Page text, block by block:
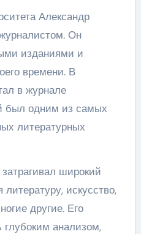
Александр
Он
изданиями и
времени. В
в журнале
был одним из самых
литературных
широкий
искусство,
другие. Его
глубоким анализом,